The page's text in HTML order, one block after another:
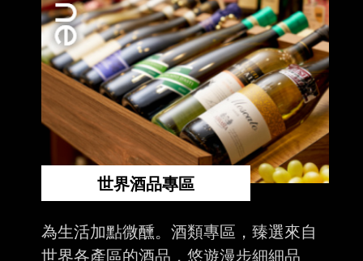
世界酒品專區
為生活加點微醺。酒類專區，臻選來自
世界各產區的酒品，悠遊漫步細細品